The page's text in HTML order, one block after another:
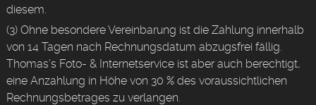
diesem.
(3) Ohne besondere Vereinbarung ist die Zahlung innerhalb
von 14 Tagen nach Rechnungsdatum abzugsfrei fällig.
Thomas’s Foto- & Internetservice ist aber auch berechtigt,
eine Anzahlung in Höhe von 30 % des voraussichtlichen
Rechnungsbetrages zu verlangen.